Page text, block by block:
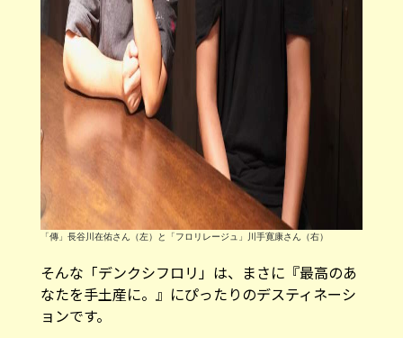
「傳」長谷川在佑さん（左）と「フロリレージュ」川手寛康さん（右）
そんな「デンクシフロリ」は、まさに『最高のあ
なたを手土産に。』にぴったりのデスティネーシ
ョンです。